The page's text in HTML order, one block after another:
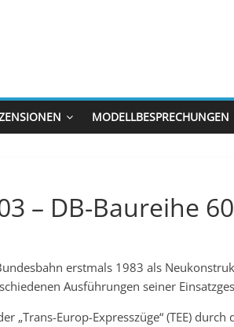
MODELLBESPRECHUNGEN
– DB-Baureihe
erstmals 1983 als
Ausführungen seiner
„Trans-Europ-Expresszüge“ (TEE)